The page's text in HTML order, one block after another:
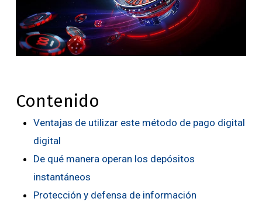
Contenido
Ventajas de utilizar este método de pago digital
digital
De qué manera operan los depósitos
instantáneos
Protección y defensa de información